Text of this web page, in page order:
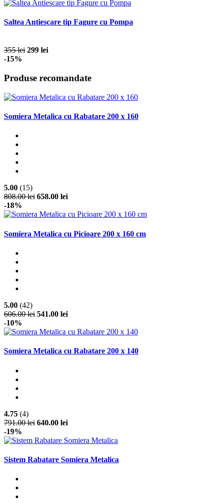
Saltea Antiescare tip Fagure cu Pompa
355 lei 299 lei
-15%
Produse recomandate
Somiera Metalica cu Rabatare 200 x 160
5.00 (15)
808.00 lei 658.00 lei
-18%
Somiera Metalica cu Picioare 200 x 160 cm
5.00 (42)
606.00 lei 541.00 lei
-10%
Somiera Metalica cu Rabatare 200 x 140
4.75 (4)
791.00 lei 640.00 lei
-19%
Sistem Rabatare Somiera Metalica